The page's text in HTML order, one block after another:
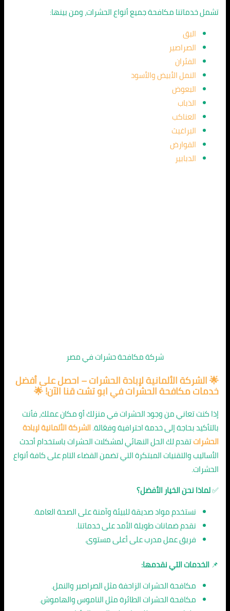
تشمل خدماتنا مكافحة جميع أنواع الحشرات، ومن بينها:
البق
الصراصير
الفئران
النمل الأبيض والأسود
البعوض
الذباب
العناكب
البراغيث
القوارض
الدبابير
شركة مكافحة حشرات في مصر
🌟 الشركة الألمانية لإبادة الحشرات – احصل على أفضل
خدمات مكافحة الحشرات في ابو تشت قنا الآن! 🌟
إذا كنت تعاني من وجود الحشرات في منزلك أو مكان عملك، فأنت
بالتأكيد بحاجة إلى خدمة احترافية وفعّالة.الشركة الألمانية لإبادة
الحشراتتقدم لك الحل النهائي لمشكلات الحشرات باستخدام أحدث
الأساليب والتقنيات المبتكرة التي تضمن القضاء التام على كافة أنواع
الحشرات.
✅لماذا نحن الخيار الأفضل؟
نستخدم مواد صديقة للبيئة وآمنة على الصحة العامة.
نقدم ضمانات طويلة الأمد على خدماتنا.
فريق عمل مدرب على أعلى مستوى.
📌 الخدمات التي نقدمها:
مكافحة الحشرات الزاحفة مثل الصراصير والنمل.
مكافحة الحشرات الطائرة مثل الناموس والهاموش.